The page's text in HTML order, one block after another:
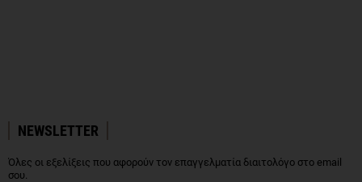
NEWSLETTER
Όλες οι εξελίξεις που αφορούν τον επαγγελματία διαιτολόγο στο email
σου.